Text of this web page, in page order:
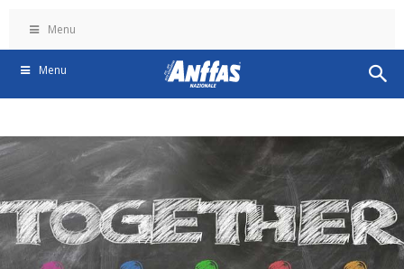
Menu
Menu